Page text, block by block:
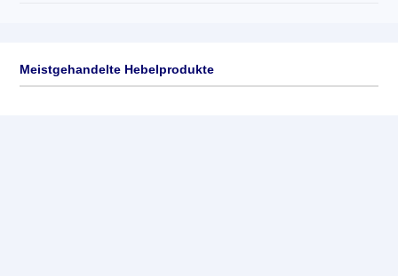
Meistgehandelte Hebelprodukte